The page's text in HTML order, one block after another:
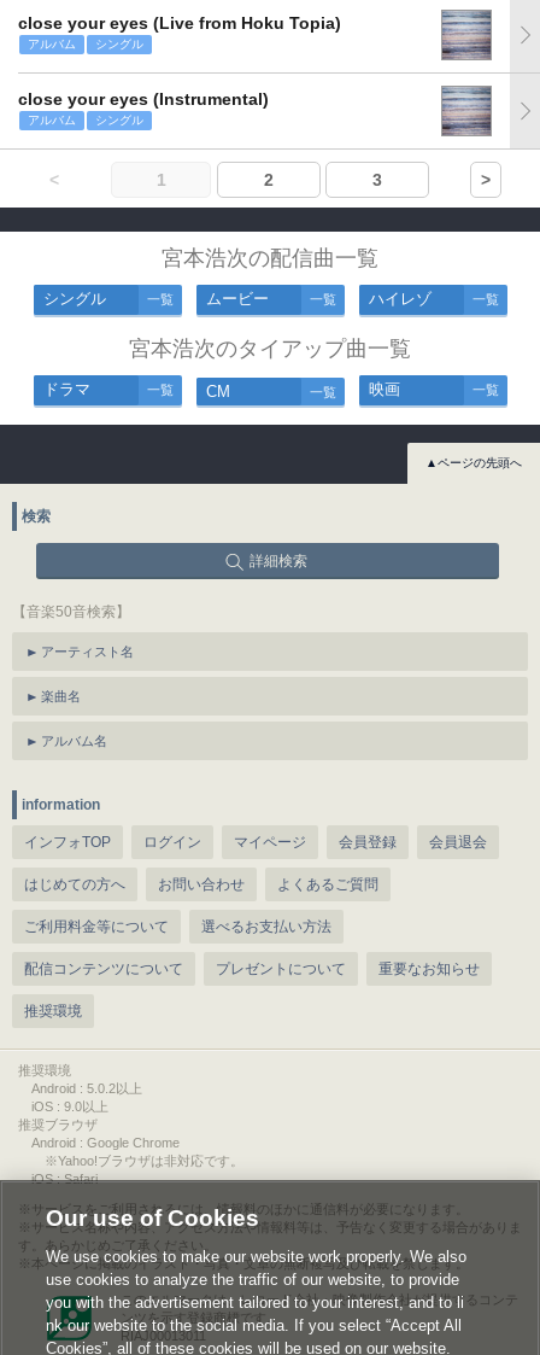
close your eyes (Live from Hoku Topia)
アルバム シングル
close your eyes (Instrumental)
アルバム シングル
< 1 2 3 >
宮本浩次の配信曲一覧
シングル 一覧 ムービー 一覧 ハイレゾ 一覧
宮本浩次のタイアップ曲一覧
ドラマ 一覧 CM 一覧 映画 一覧
▲ページの先頭へ
検索
詳細検索
【音楽50音検索】
アーティスト名
楽曲名
アルバム名
information
インフォTOP ログイン マイページ 会員登録 会員退会
はじめての方へ お問い合わせ よくあるご質問
ご利用料金等について 選べるお支払い方法
配信コンテンツについて プレゼントについて 重要なお知らせ
推奨環境
推奨環境
Android : 5.0.2以上
iOS : 9.0以上
推奨ブラウザ
Android : Google Chrome
※Yahoo!ブラウザは非対応です。
iOS : Safari
サービスをご利用されるには、情報料のほかに通信料が必要になります。
サービス名称や内容、アクセス方法や情報料等は、予告なく変更する場合がありま
す。あらかじめご了承ください。
本ページに掲載のイラスト・写真・文章の無断複写及び転載を禁じます。
このエルマークは、レコード会社・映像製作会社が提供するコンテ
ンツを示す登録商標です。
RIAJ00013011
Our use of Cookies
We use cookies to make our website work properly. We also
use cookies to analyze the traffic of our website, to provide
you with the advertisement tailored to your interest, and to li
nk our website to the social media. If you select “Accept All
Cookies”, all of these cookies will be used on our website.